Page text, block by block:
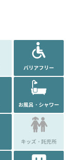
バリアフリー
お風呂・シャワー
キッズ・託児所